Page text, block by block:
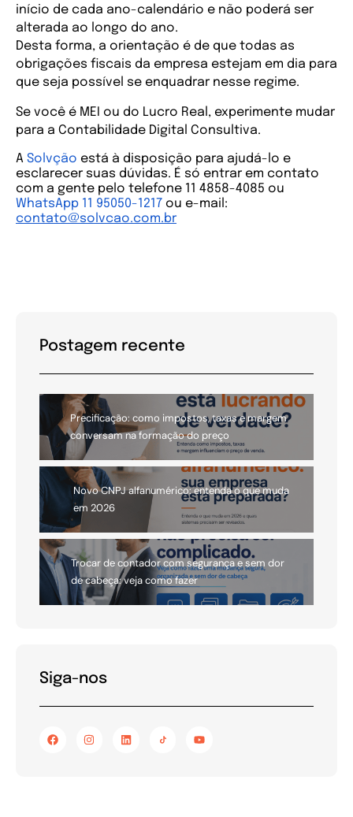
início de cada ano-calendário e não poderá ser
alterada ao longo do ano.
Desta forma, a orientação é de que todas as
obrigações fiscais da empresa estejam em dia para
que seja possível se enquadrar nesse regime.
Se você é MEI ou do Lucro Real, experimente mudar
para a Contabilidade Digital Consultiva.
A Solvção está à disposição para ajudá-lo e
esclarecer suas dúvidas. É só entrar em contato
com a gente pelo telefone 11 4858-4085 ou
WhatsApp 11 95050-1217 ou e-mail:
contato@solvcao.com.br
Postagem recente
Precificação: como impostos, taxas e margem
conversam na formação do preço
Novo CNPJ alfanumérico: entenda o que muda
em 2026
Trocar de contador com segurança e sem dor
de cabeça: veja como fazer
Siga-nos
F
a
I
n i o